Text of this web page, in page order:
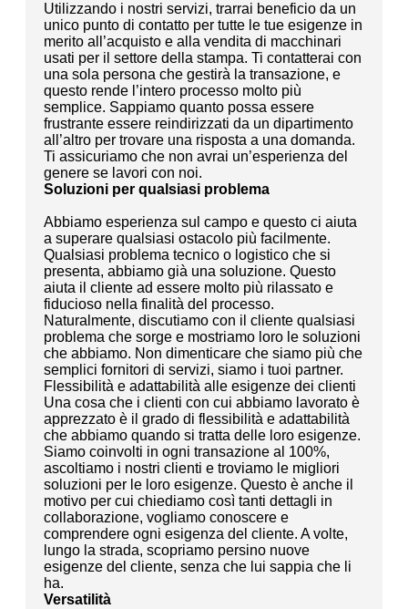
Utilizzando i nostri servizi, trarrai beneficio da un
unico punto di contatto per tutte le tue esigenze in
merito all’acquisto e alla vendita di macchinari
usati per il settore della stampa. Ti contatterai con
una sola persona che gestirà la transazione, e
questo rende l’intero processo molto più
semplice. Sappiamo quanto possa essere
frustrante essere reindirizzati da un dipartimento
all’altro per trovare una risposta a una domanda.
Ti assicuriamo che non avrai un’esperienza del
genere se lavori con noi.
Soluzioni per qualsiasi problema
Abbiamo esperienza sul campo e questo ci aiuta
a superare qualsiasi ostacolo più facilmente.
Qualsiasi problema tecnico o logistico che si
presenta, abbiamo già una soluzione. Questo
aiuta il cliente ad essere molto più rilassato e
fiducioso nella finalità del processo.
Naturalmente, discutiamo con il cliente qualsiasi
problema che sorge e mostriamo loro le soluzioni
che abbiamo. Non dimenticare che siamo più che
semplici fornitori di servizi, siamo i tuoi partner.
Flessibilità e adattabilità alle esigenze dei clienti
Una cosa che i clienti con cui abbiamo lavorato è
apprezzato è il grado di flessibilità e adattabilità
che abbiamo quando si tratta delle loro esigenze.
Siamo coinvolti in ogni transazione al 100%,
ascoltiamo i nostri clienti e troviamo le migliori
soluzioni per le loro esigenze. Questo è anche il
motivo per cui chiediamo così tanti dettagli in
collaborazione, vogliamo conoscere e
comprendere ogni esigenza del cliente. A volte,
lungo la strada, scopriamo persino nuove
esigenze del cliente, senza che lui sappia che li
ha.
Versatilità